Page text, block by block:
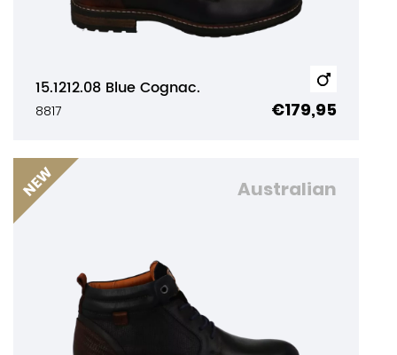
15.1212.08 Blue Cognac.
8817 €179,95
Australian